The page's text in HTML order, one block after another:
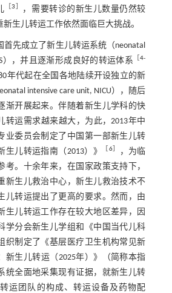
［3
，需要转诊的新生儿数量仍然较
生儿转运工作依然面临巨大挑战。
首先成立了新生儿转运系统（neonatal
），并且逐渐形成良好的转运体系 ［4-
年代起在全国各地陆续开设独立的新
intensive care unit, NICU），随后
渐开展起来。伴随着新生儿学科的快
转运需求越来越大，为此，2013年中
业委员会制定了中国第一部新生儿转
儿转运指南（2013）》
6］
，为临
考。十余年来，在国家政策支持下，
新生儿救治中心，新生儿救治技术不
儿转运提出了更高的要求。然而，由
生儿转运工作存在较大地区差异，因
学分会新生儿学组和《中国当代儿科
织制定了《基层医疗卫生机构常见新
新生儿转运（2025年）》（简称本指
统全面地采集现有证据，就新生儿转
运团队的构成、转运设备及药物配